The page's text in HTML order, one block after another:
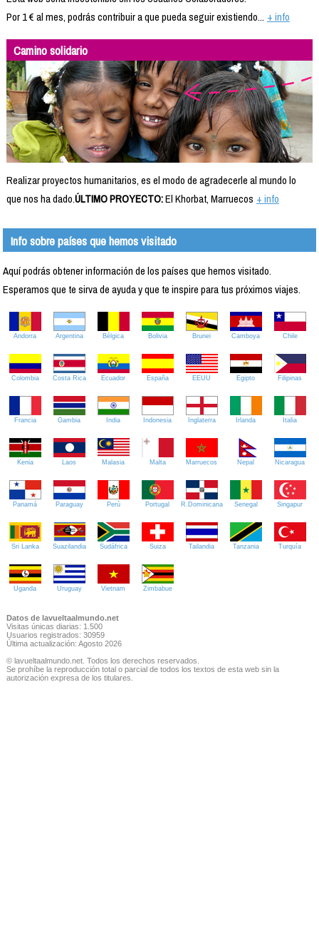
Por 1 € al mes, podrás contribuir a que pueda seguir existiendo... + info
Camino solidario
Realizar proyectos humanitarios, es el modo de agradecerle al mundo lo
que nos ha dado.ÚLTIMO PROYECTO:El Khorbat, Marruecos + info
Info sobre países que hemos visitado
Aquí podrás obtener información de los países que hemos visitado.
Esperamos que te sirva de ayuda y que te inspire para tus próximos viajes.
Andorra Argentina Bélgica Bolivia Brunei Camboya Chile
Colombia Costa Rica Ecuador España EEUU Egipto Filipinas
Francia Gambia India Indonesia Inglaterra Irlanda Italia
Kenia Laos Malasia Malta Marruecos Nepal Nicaragua
Panamá Paraguay Perú Portugal R.Dominicana Senegal Singapur
Sri Lanka Suazilandia Sudáfrica Suiza Tailandia Tanzania Turquía
Uganda Uruguay Vietnam Zimbabue
Datos de lavueltaalmundo.net
Visitas únicas diarias: 1.500
Usuarios registrados: 30959
Última actualización: Agosto 2026
© lavueltaalmundo.net. Todos los derechos reservados.
Se prohíbe la reproducción total o parcial de todos los textos de esta web sin la
autorización expresa de los titulares.